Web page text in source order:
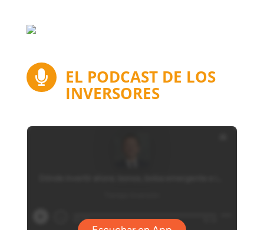
 EL PODCAST DE LOS
INVERSORES